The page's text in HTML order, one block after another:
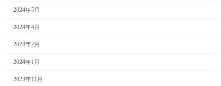
2024年5月
2024年4月
2024年2月
2024年1月
2023年11月